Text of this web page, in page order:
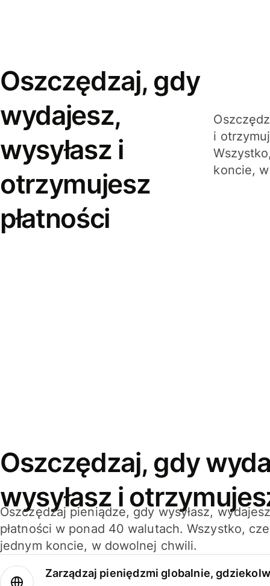
Oszczędzaj, gdy
wydajesz,
wysyłasz i
otrzymujesz
płatności
i
koncie,
Oszczędzaj, gdy
wysyłasz i
Oszczędzaj pieniądze, gdy wysyłasz,
płatności w ponad 40 walutach. Wszystko,
jednym koncie, w dowolnej chwili.
Zarządzaj pieniędzmi globalnie,